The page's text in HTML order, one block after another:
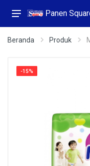
Panen
Beranda Produk
-15%